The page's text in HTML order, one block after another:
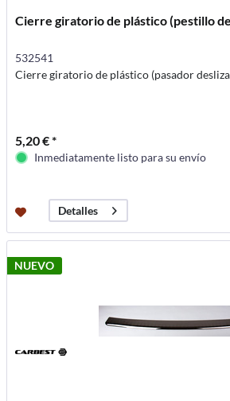
Cierre giratorio de plástico (pestillo
532541
Cierre giratorio de plástico (pasador
5,20 € *
Inmediatamente listo para su envío
Detalles
NUEVO